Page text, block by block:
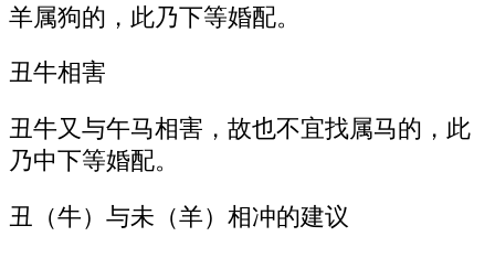
羊属狗的，此乃下等婚配。
丑牛相害
丑牛又与午马相害，故也不宜找属马的，此
乃中下等婚配。
丑（牛）与未（羊）相冲的建议